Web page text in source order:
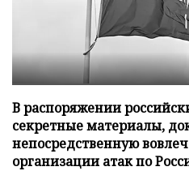
В распоряжении
секретные материалы,
непосредственную
организации атак по